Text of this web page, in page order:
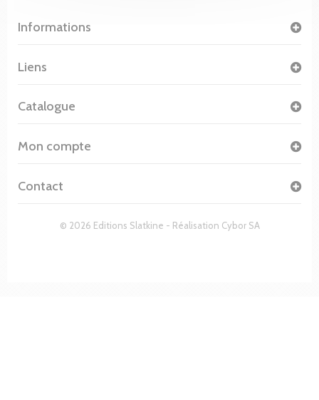
Informations
© 2026 Editions Slatkine - Réalisation Cybor SA
Liens
Catalogue
Mon compte
Contact